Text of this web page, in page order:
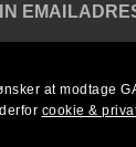
at modtage
cookie &